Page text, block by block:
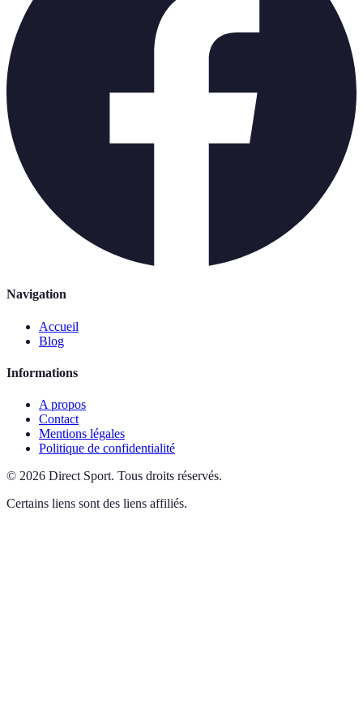
Navigation
Accueil
Blog
Informations
A propos
Contact
Mentions légales
Politique de confidentialité
© 2026 Direct Sport. Tous droits réservés.
Certains liens sont des liens affiliés.